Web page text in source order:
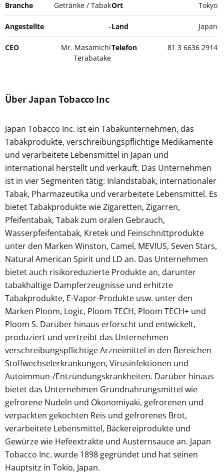
Branche Getränke / Tabak
Angestellte -
CEO
Mr. Masamichi
Terabatake
Ort Tokyo
Land Japan
Telefon 81 3 6636 2914
Über Japan Tobacco Inc
Japan Tobacco Inc. ist ein Tabakunternehmen, das
Tabakprodukte, verschreibungspflichtige Medikamente
und verarbeitete Lebensmittel in Japan und
international herstellt und verkauft. Das Unternehmen
ist in vier Segmenten tätig: Inlandstabak, internationaler
Tabak, Pharmazeutika und verarbeitete Lebensmittel. Es
bietet Tabakprodukte wie Zigaretten, Zigarren,
Pfeifentabak, Tabak zum oralen Gebrauch,
Wasserpfeifentabak, Kretek und Feinschnittprodukte
unter den Marken Winston, Camel, MEVIUS, Seven Stars,
Natural American Spirit und LD an. Das Unternehmen
bietet auch risikoreduzierte Produkte an, darunter
tabakhaltige Dampferzeugnisse und erhitzte
Tabakprodukte, E-Vapor-Produkte usw. unter den
Marken Ploom, Logic, Ploom TECH, Ploom TECH+ und
Ploom S. Darüber hinaus erforscht und entwickelt,
produziert und vertreibt das Unternehmen
verschreibungspflichtige Arzneimittel in den Bereichen
Stoffwechselerkrankungen, Virusinfektionen und
Autoimmun-/Entzündungskrankheiten. Darüber hinaus
bietet das Unternehmen Grundnahrungsmittel wie
gefrorene Nudeln und Okonomiyaki, gefrorenen und
verpackten gekochten Reis und gefrorenes Brot,
verarbeitete Lebensmittel, Bäckereiprodukte und
Gewürze wie Hefeextrakte und Austernsauce an. Japan
Tobacco Inc. wurde 1898 gegründet und hat seinen
Hauptsitz in Tokio, Japan.